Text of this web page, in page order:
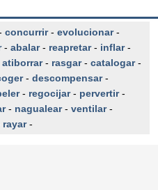
concurrir- evolucionar-
- abalar- reapretar- inflar-
atiborrar- rasgar- catalogar-
- descompensar-
- regocijar- pervertir-
- nagualear- ventilar-
rayar-